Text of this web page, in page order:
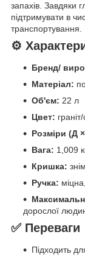
запахів. Завдяки
підтримувати в
транспортування.
⚙️
Бренд/
Матеріал:
Об'єм: 22 л
Цвет:
Розміри (Д
Вага: 1,009
Кришка:
Ручка:
дорослої
✅ Переваги
Підходить